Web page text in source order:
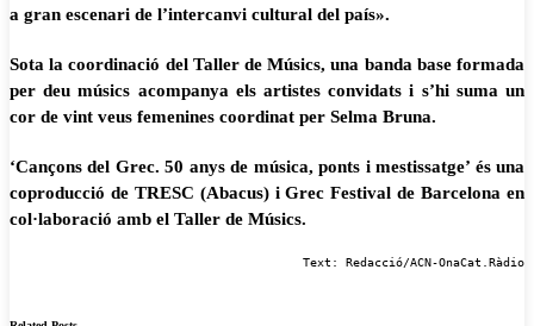
a gran escenari de l’intercanvi cultural del país».
Sota la coordinació del Taller de Músics, una banda base formada
per deu músics acompanya els artistes convidats i s’hi suma un
cor de vint veus femenines coordinat per Selma Bruna.
‘Cançons del Grec. 50 anys de música, ponts i mestissatge’ és una
coproducció de TRESC (Abacus) i Grec Festival de Barcelona en
col·laboració amb el Taller de Músics.
Text: Redacció/ACN-OnaCat.Ràdio